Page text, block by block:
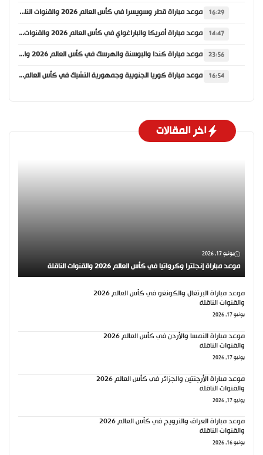
16:29 موعد مباراة قطر وسويسرا في كأس العالم 2026 والقنوات الناقلة
14:47 موعد مباراة أمريكا والباراغواي في كأس العالم 2026 والقنوات الناقلة
23:56 موعد مباراة كندا والبوسنة والهرسك في كأس العالم 2026 والقنوات الناقلة
16:54 موعد مباراة كوريا الجنوبية وجمهورية التشيك في كأس العالم 2026 والقنوات الناقلة
اخر المقالات
يونيو 17, 2026
موعد مباراة إنجلترا وكرواتيا في كأس العالم 2026 والقنوات الناقلة
موعد مباراة البرتغال والكونغو في كأس العالم 2026
والقنوات الناقلة
يونيو 17, 2026
موعد مباراة النمسا والأردن في كأس العالم 2026
والقنوات الناقلة
يونيو 17, 2026
موعد مباراة الأرجنتين والجزائر في كأس العالم 2026
والقنوات الناقلة
يونيو 17, 2026
موعد مباراة العراق والنرويج في كأس العالم 2026
والقنوات الناقلة
يونيو 16, 2026